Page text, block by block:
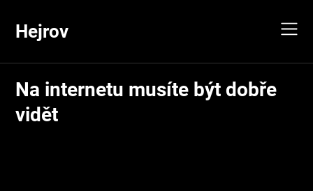
content
Hejrov
Na internetu musíte být dobře
vidět